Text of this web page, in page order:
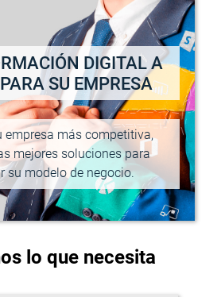
DIGITAL A
SU EMPRESA
empresa más competitiva,
mejores soluciones para
su modelo de negocio.
lo que necesita